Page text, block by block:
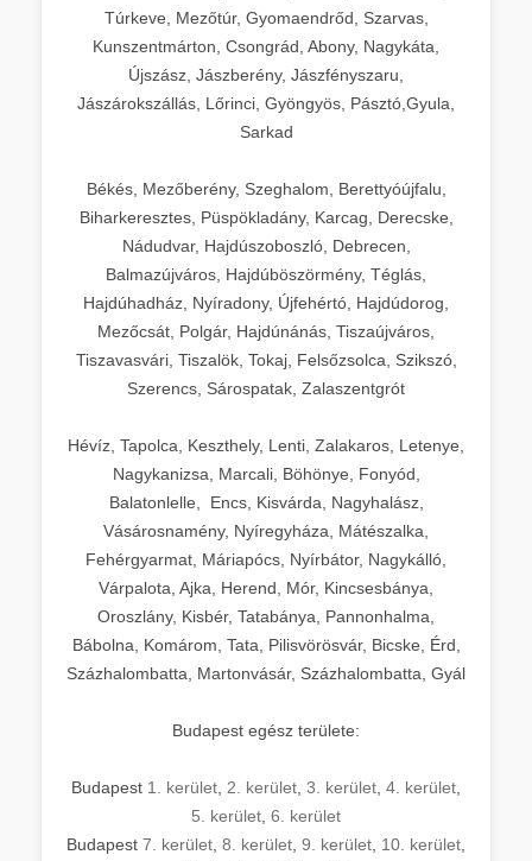
Túrkeve, Mezőtúr, Gyomaendrőd, Szarvas,
Kunszentmárton, Csongrád, Abony, Nagykáta,
Újszász, Jászberény, Jászfényszaru,
Jászárokszállás, Lőrinci, Gyöngyös, Pásztó,Gyula,
Sarkad
Békés, Mezőberény, Szeghalom, Berettyóújfalu,
Biharkeresztes, Püspökladány, Karcag, Derecske,
Nádudvar, Hajdúszoboszló, Debrecen,
Balmazújváros, Hajdúböszörmény, Téglás,
Hajdúhadház, Nyíradony, Újfehértó, Hajdúdorog,
Mezőcsát, Polgár, Hajdúnánás, Tiszaújváros,
Tiszavasvári, Tiszalök, Tokaj, Felsőzsolca, Szikszó,
Szerencs, Sárospatak, Zalaszentgrót
Hévíz, Tapolca, Keszthely, Lenti, Zalakaros, Letenye,
Nagykanizsa, Marcali, Böhönye, Fonyód,
Balatonlelle, Encs, Kisvárda, Nagyhalász,
Vásárosnamény, Nyíregyháza, Mátészalka,
Fehérgyarmat, Máriapócs, Nyírbátor, Nagykálló,
Várpalota, Ajka, Herend, Mór, Kincsesbánya,
Oroszlány, Kisbér, Tatabánya, Pannonhalma,
Bábolna, Komárom, Tata, Pilisvörösvár, Bicske, Érd,
Százhalombatta, Martonvásár, Százhalombatta, Gyál
Budapest egész területe:
Budapest 1. kerület 2. kerület 3. kerület 4. kerület
5. kerület 6. kerület
Budapest 7. kerület 8. kerület 9. kerület 10. kerület